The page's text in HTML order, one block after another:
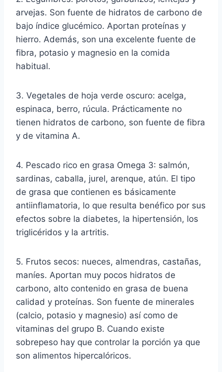
arvejas. Son fuente de hidratos de carbono de
bajo índice glucémico. Aportan proteínas y
hierro. Además, son una excelente fuente de
fibra, potasio y magnesio en la comida
habitual.
3. Vegetales de hoja verde oscuro: acelga,
espinaca, berro, rúcula. Prácticamente no
tienen hidratos de carbono, son fuente de fibra
y de vitamina A.
4. Pescado rico en grasa Omega 3: salmón,
sardinas, caballa, jurel, arenque, atún. El tipo
de grasa que contienen es básicamente
antiinflamatoria, lo que resulta benéfico por sus
efectos sobre la diabetes, la hipertensión, los
triglicéridos y la artritis.
5. Frutos secos: nueces, almendras, castañas,
maníes. Aportan muy pocos hidratos de
carbono, alto contenido en grasa de buena
calidad y proteínas. Son fuente de minerales
(calcio, potasio y magnesio) así como de
vitaminas del grupo B. Cuando existe
sobrepeso hay que controlar la porción ya que
son alimentos hipercalóricos.